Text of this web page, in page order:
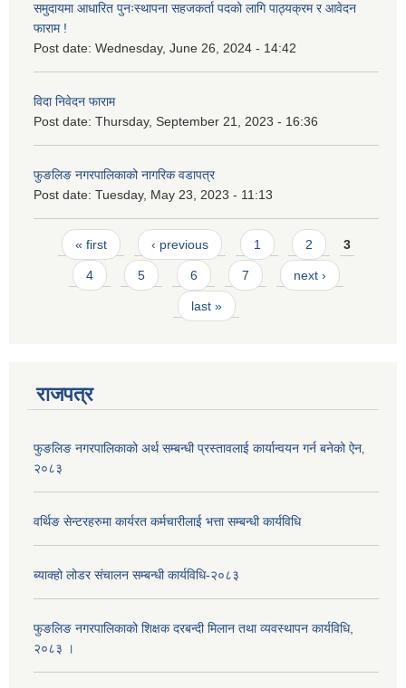
समुदायमा आधारित पुनःस्थापना सहजकर्ता पदको लागि पाठ्यक्रम र आवेदन
फाराम !
Post date: Wednesday, June 26, 2024 - 14:42
विदा निवेदन फाराम
Post date: Thursday, September 21, 2023 - 16:36
फुङलिङ नगरपालिकाको नागरिक वडापत्र
Post date: Tuesday, May 23, 2023 - 11:13
Pages
« first ‹ previous 1 2 3
4 5 6 7 next ›
last »
राजपत्र
फुङलिङ नगरपालिकाको अर्थ सम्बन्धी प्रस्तावलाई कार्यान्वयन गर्न बनेको ऐन‚
२०८३
वर्थिङ सेन्टरहरुमा कार्यरत कर्मचारीलाई भत्ता सम्बन्धी कार्यविधि
ब्याक्हो लोडर संचालन सम्बन्धी कार्यविधि-२०८३
फुङलिङ नगरपालिकाको शिक्षक दरबन्दी मिलान तथा व्यवस्थापन कार्यविधि,
२०८३ ।